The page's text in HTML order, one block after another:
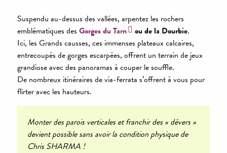
Suspendu au-dessus des vallées, arpentez les rochers
emblématiques des Gorges du Tarn ou de la Dourbie.
Ici, les Grands causses, ces immenses plateaux calcaires,
entrecoupés de gorges escarpées, offrent un terrain de jeux
grandiose avec des panoramas à couper le souffle.
De nombreux itinéraires de via-ferrata s’offrent à vous pour
flirter avec les hauteurs.
Monter des parois verticales et franchir des « dévers »
devient possible sans avoir la condition physique de
Chris SHARMA !